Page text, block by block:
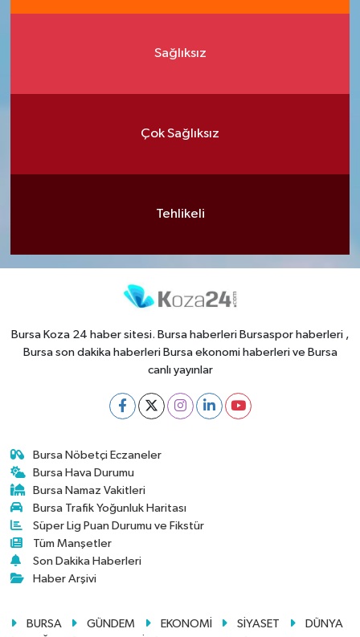
Sağlıksız
Çok Sağlıksız
Tehlikeli
Bursa Koza 24 haber sitesi. Bursa haberleri Bursaspor haberleri ,
Bursa son dakika haberleri Bursa ekonomi haberleri ve Bursa
canlı yayınlar
Bursa Nöbetçi Eczaneler
Bursa Hava Durumu
Bursa Namaz Vakitleri
Bursa Trafik Yoğunluk Haritası
Süper Lig Puan Durumu ve Fikstür
Tüm Manşetler
Son Dakika Haberleri
Haber Arşivi
BURSA GÜNDEM EKONOMİ SİYASET
DÜNYA